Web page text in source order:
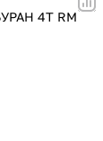
4Т RM